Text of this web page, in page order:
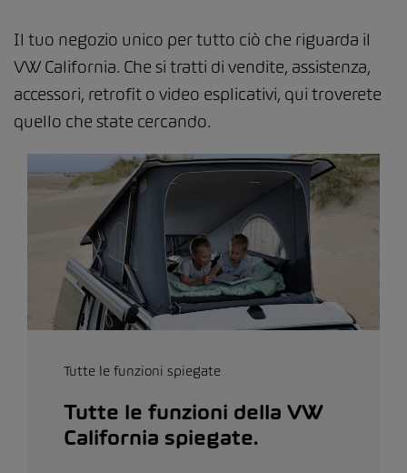
Il tuo negozio unico per tutto ciò che riguarda il
VW California. Che si tratti di vendite, assistenza,
accessori, retrofit o video esplicativi, qui troverete
quello che state cercando.
Tutte le funzioni spiegate
Tutte le funzioni della VW
California spiegate.